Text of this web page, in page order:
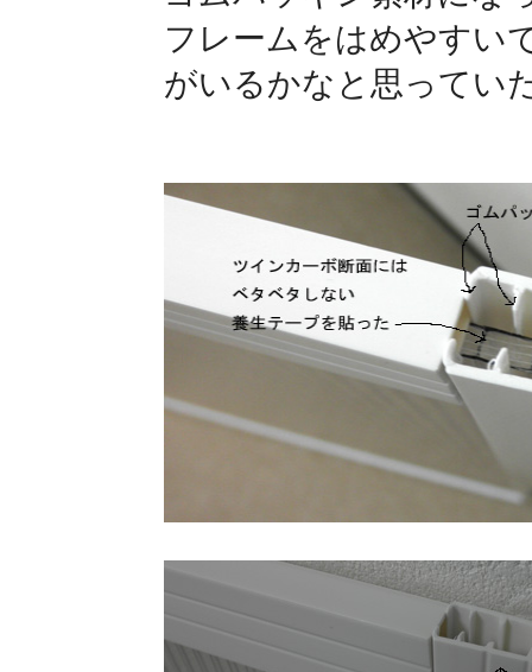
フレームをはめやすい
がいるかなと思ってい